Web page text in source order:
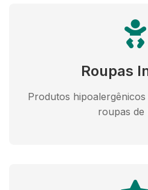
Roupas
Produtos
roupas de